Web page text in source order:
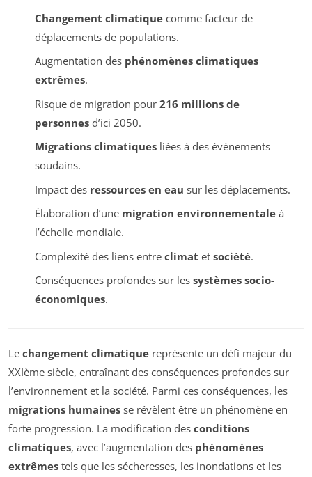
Changement climatiquecomme facteur de
déplacements de populations.
Augmentation des phénomènes climatiques
extrêmes.
Risque de migration pour 216 millions de
personnesd’ici 2050.
Migrations climatiquesliées à des événements
soudains.
Impact des ressources en eau sur les déplacements.
Élaboration d’une migration environnementaleà
l’échelle mondiale.
Complexité des liens entre climat et société.
Conséquences profondes sur les systèmes socio-
économiques.
Le changement climatique représente un défi majeur du
XXIème siècle, entraînant des conséquences profondes sur
l’environnement et la société. Parmi ces conséquences, les
migrations humaines se révèlent être un phénomène en
forte progression. La modification des conditions
climatiques, avec l’augmentation des phénomènes
extrêmes tels que les sécheresses, les inondations et les